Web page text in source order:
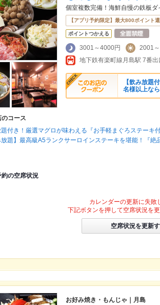
個室複数完備！海鮮自慢の鉄板ダ
【アプリ予約限定】最大800ポイント
ポイントつかえる
3001～4000円
2001
地下鉄有楽町線月島駅 7番
【飲み放題
名様以上な
のコース
付き！厳選マグロが味わえる『お手軽まぐろステーキ
放題】最高級A5ランクサーロインステーキを堪能！『
約の空席状況
カレンダーの更新に失敗
下記ボタンを押して空席状況を更
空席状況を更新
お好み焼き・もんじゃ｜月島